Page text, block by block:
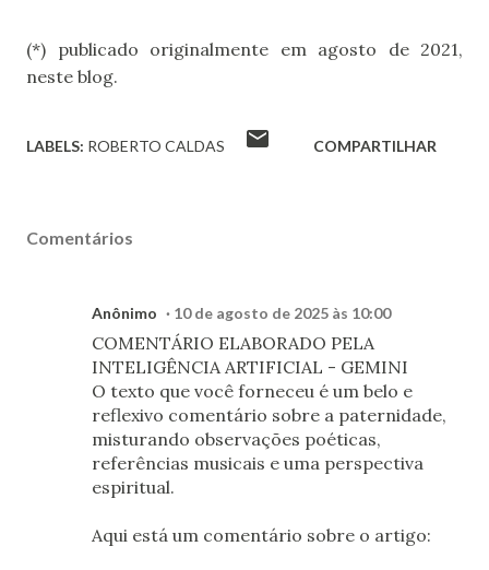
(*) publicado originalmente em agosto de 2021,
neste blog.
LABELS: ROBERTO CALDAS COMPARTILHAR
Comentários
Anônimo 10 de agosto de 2025 às 10:00
COMENTÁRIO ELABORADO PELA
INTELIGÊNCIA ARTIFICIAL - GEMINI
O texto que você forneceu é um belo e
reflexivo comentário sobre a paternidade,
misturando observações poéticas,
referências musicais e uma perspectiva
espiritual.
Aqui está um comentário sobre o artigo: